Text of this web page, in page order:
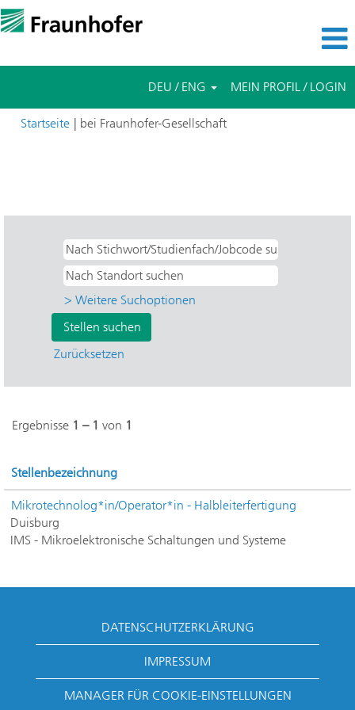
DEU / ENG MEIN PROFIL / LOGIN
Startseite | bei Fraunhofer-Gesellschaft(aktuelle
> Weitere Suchoptionen
Zurücksetzen
Ergebnisse 1 – 1 von 1
Stellenbezeichnung
Mikrotechnolog*in/Operator*in - Halbleiterfertigung
Duisburg
IMS - Mikroelektronische Schaltungen und Systeme
DATENSCHUTZERKLÄRUNG
IMPRESSUM
MANAGER FÜR COOKIE-EINSTELLUNGEN